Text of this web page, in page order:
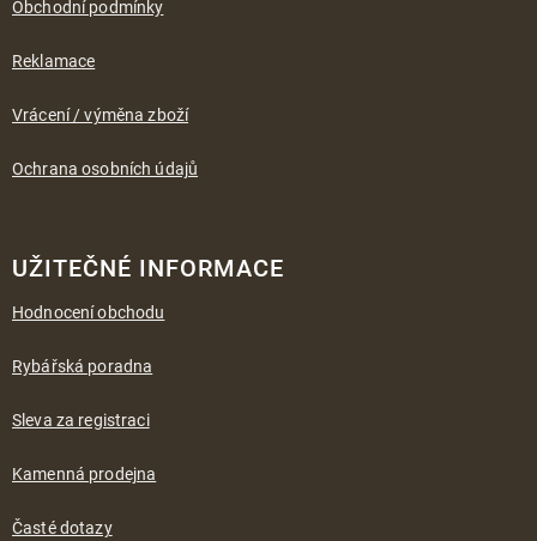
Obchodní podmínky
Reklamace
Vrácení / výměna zboží
Ochrana osobních údajů
UŽITEČNÉ INFORMACE
Hodnocení obchodu
Rybářská poradna
Sleva za registraci
Kamenná prodejna
Časté dotazy